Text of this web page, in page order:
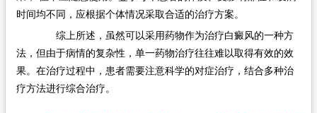
时间均不同，应根据个体情况采取合适的治疗方案。
综上所述，虽然可以采用药物作为治疗白癜风的一种方
法，但由于病情的复杂性，单一药物治疗往往难以取得有效的效
果。在治疗过程中，患者需要注意科学的对症治疗，结合多种治
疗方法进行综合治疗。